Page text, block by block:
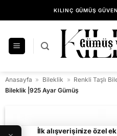
atla
KILINÇ GÜMÜŞ
Anasayfa » Bileklik » Renkli Taşlı
Bileklik |925 Ayar Gümüş
İlk alışverişinize özel ek